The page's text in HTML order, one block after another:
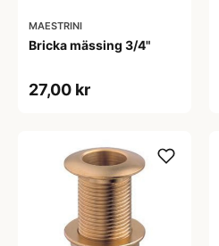
MAESTRINI
Bricka mässing 3/4"
27,00 kr